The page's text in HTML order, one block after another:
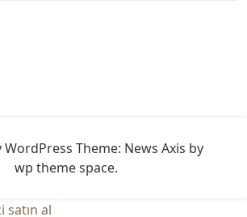
WordPress Theme: News Axis by
wp theme space.